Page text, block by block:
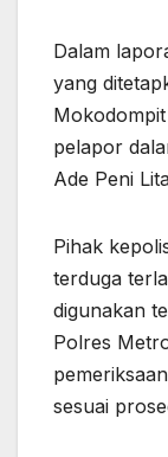
Dalam
yang
pelapor
Ade Peni
Pihak
terduga
digunakan
Polres
sesuai